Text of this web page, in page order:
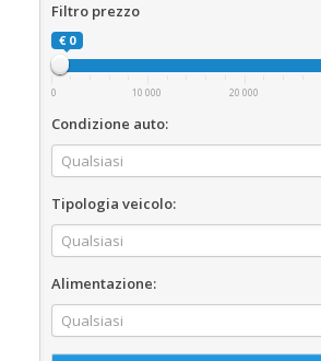
Filtro prezzo
€ 0
0 10 000 20 000
Condizione auto:
Tipologia veicolo:
Alimentazione: